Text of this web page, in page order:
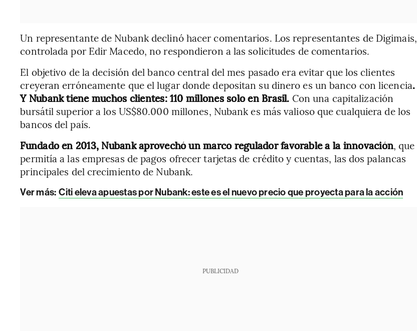
Un representante de Nubank declinó hacer comentarios. Los representantes de Digimais,
controlada por Edir Macedo, no respondieron a las solicitudes de comentarios.
El objetivo de la decisión del banco central del mes pasado era evitar que los clientes
creyeran erróneamente que el lugar donde depositan su dinero es un banco con licencia.
Y Nubank tiene muchos clientes: 110 millones solo en Brasil. Con una capitalización
bursátil superior a los US$80.000 millones, Nubank es más valioso que cualquiera de los
bancos del país.
Fundado en 2013, Nubank aprovechó un marco regulador favorable a la innovación, que
permitía a las empresas de pagos ofrecer tarjetas de crédito y cuentas, las dos palancas
principales del crecimiento de Nubank.
Ver más: Citi eleva apuestas por Nubank: este es el nuevo precio que proyecta para la acción
PUBLICIDAD